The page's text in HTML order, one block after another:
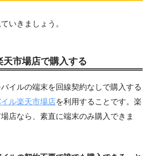
いきましょう。
天市場店で購入する
イルの端末を回線契約なしで購入する
ル楽天市場店を利用することです。楽
店なら、素直に端末のみ購入できま